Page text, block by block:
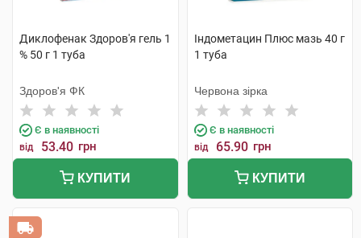
Диклофенак Здоров'я гель 1
% 50 г 1 туба
Здоров'я ФК
Є в наявності
від 53.40 грн
КУПИТИ
Індометацин Плюс мазь 40 г
1 туба
Червона зірка
Є в наявності
від 65.90 грн
КУПИТИ